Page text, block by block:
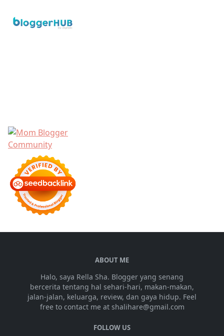
ABOUT ME
Halo, saya Rella Sha. Blogger yang senang
bercerita tentang hal sehari-hari, makan-makan,
jalan-jalan, keluarga, review, dan gaya hidup. Feel
free to contact me at shalihare@gmail.com
FOLLOW US